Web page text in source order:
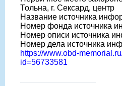
Тольна, г. Сексард, центр
Название источника
Номер фонда источника
Номер описи источника
Номер дела источника
https://www.obd-
id=56733581